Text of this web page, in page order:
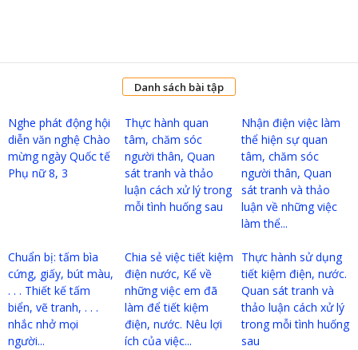
Danh sách bài tập
Nghe phát động hội
diễn văn nghệ Chào
mừng ngày Quốc tế
Phụ nữ 8, 3
Thực hành quan
tâm, chăm sóc
người thân, Quan
sát tranh và thảo
luận cách xử lý trong
mỗi tình huống sau
Nhận điện việc làm
thể hiện sự quan
tâm, chăm sóc
người thân, Quan
sát tranh và thảo
luận về những việc
làm thể...
Chuẩn bị: tấm bìa
cứng, giấy, bút màu,
. . . Thiết kế tấm
biển, vẽ tranh, . . .
nhắc nhở mọi
người...
Chia sẻ việc tiết kiệm
điện nước, Kể về
những việc em đã
làm để tiết kiệm
điện, nước. Nêu lợi
ích của việc...
Thực hành sử dụng
tiết kiệm điện, nước.
Quan sát tranh và
thảo luận cách xử lý
trong mỗi tình huống
sau